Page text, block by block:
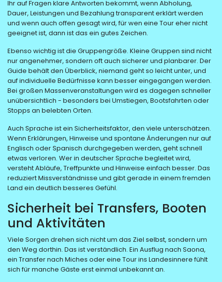
Ihr auf Fragen klare Antworten bekommt, wenn Abholung,
Dauer, Leistungen und Bezahlung transparent erklärt werden
und wenn auch offen gesagt wird, für wen eine Tour eher nicht
geeignet ist, dann ist das ein gutes Zeichen.
Ebenso wichtig ist die Gruppengröße. Kleine Gruppen sind nicht
nur angenehmer, sondern oft auch sicherer und planbarer. Der
Guide behält den Überblick, niemand geht so leicht unter, und
auf individuelle Bedürfnisse kann besser eingegangen werden.
Bei großen Massenveranstaltungen wird es dagegen schneller
unübersichtlich - besonders bei Umstiegen, Bootsfahrten oder
Stopps an belebten Orten.
Auch Sprache ist ein Sicherheitsfaktor, den viele unterschätzen.
Wenn Erklärungen, Hinweise und spontane Änderungen nur auf
Englisch oder Spanisch durchgegeben werden, geht schnell
etwas verloren. Wer in deutscher Sprache begleitet wird,
versteht Abläufe, Treffpunkte und Hinweise einfach besser. Das
reduziert Missverständnisse und gibt gerade in einem fremden
Land ein deutlich besseres Gefühl.
Sicherheit bei Transfers, Booten
und Aktivitäten
Viele Sorgen drehen sich nicht um das Ziel selbst, sondern um
den Weg dorthin. Das ist verständlich. Ein Ausflug nach Saona,
ein Transfer nach Miches oder eine Tour ins Landesinnere fühlt
sich für manche Gäste erst einmal unbekannt an.